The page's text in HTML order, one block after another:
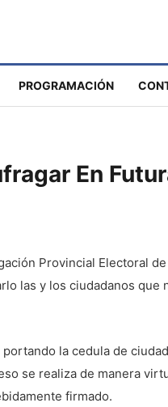
PROGRAMACIÓN
En
Provincial Electoral
las y los ciudadanos que
la cedula de
se realiza de manera
firmado.